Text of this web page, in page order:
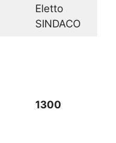
Eletto
SINDACO
1300